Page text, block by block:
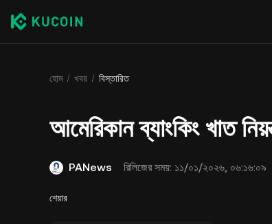
হোম খবর বিস্তারিত
আমেরিকান ব্যাংকিং খাত
PANews রিলিজের সময়: ১১/০১/২০২৬, ০৬:১৬:০৯
শেয়ার